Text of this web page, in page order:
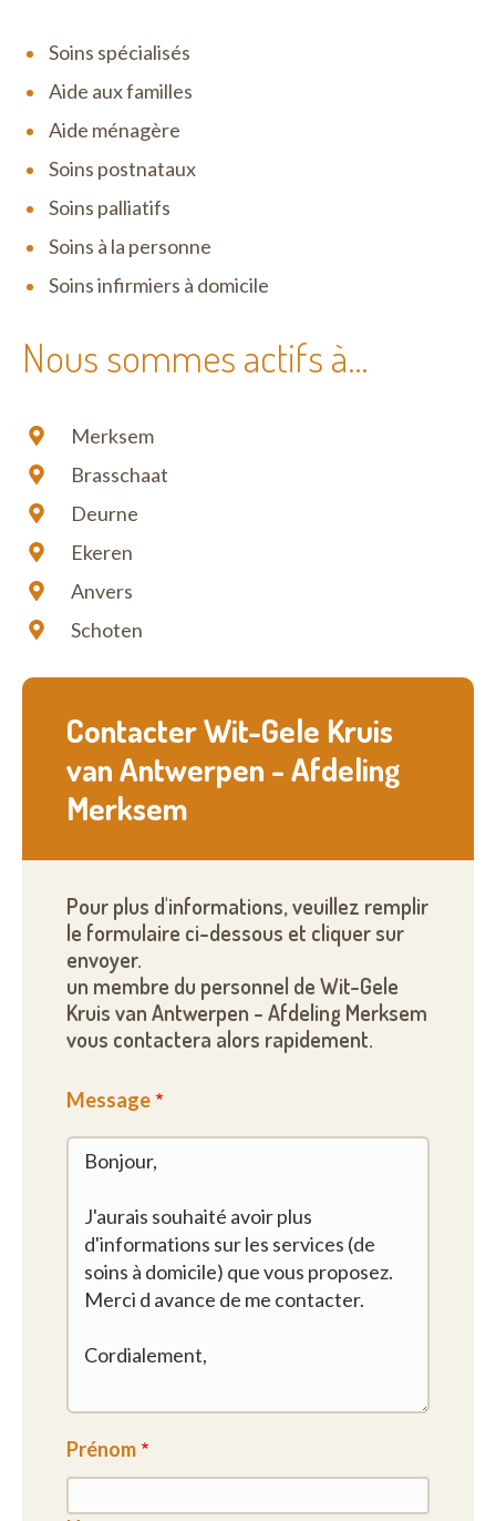
Onze verpleegkundigen, zorgkundigen en
verzorgenden staan dagelijks voor je klaar, 24 uur op
algemeen nummer: 014 24 24 24 of bezoek onze
website.
Soins spécialisés
Aide aux familles
Aide ménagère
Soins postnataux
Soins palliatifs
Soins à la personne
Soins infirmiers à domicile
Nous sommes actifs à...
Merksem
Brasschaat
Deurne
Ekeren
Anvers
Schoten
Contacter Wit-Gele Kruis
van Antwerpen - Afdeling
Merksem
Pour plus d'informations, veuillez remplir
le formulaire ci-dessous et cliquer sur
envoyer.
un membre du personnel de Wit-Gele
Kruis van Antwerpen - Afdeling Merksem
vous contactera alors rapidement.
Message
Prénom